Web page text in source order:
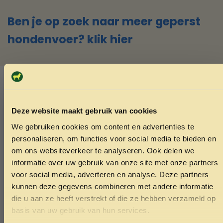
Deze website maakt gebruik van cookies
We gebruiken cookies om content en advertenties te
personaliseren, om functies voor social media te bieden en
om ons websiteverkeer te analyseren. Ook delen we
informatie over uw gebruik van onze site met onze partners
voor social media, adverteren en analyse. Deze partners
kunnen deze gegevens combineren met andere informatie
die u aan ze heeft verstrekt of die ze hebben verzameld op
basis van uw gebruik van hun services.
Ben je op zoek naar meer geperst
hondenvoer? klik hier
Ook interessant
Echt de moeite waard!
ONTVANG 5% KORTING OP
JE EERSTE BESTELLING!
Ontvang korting